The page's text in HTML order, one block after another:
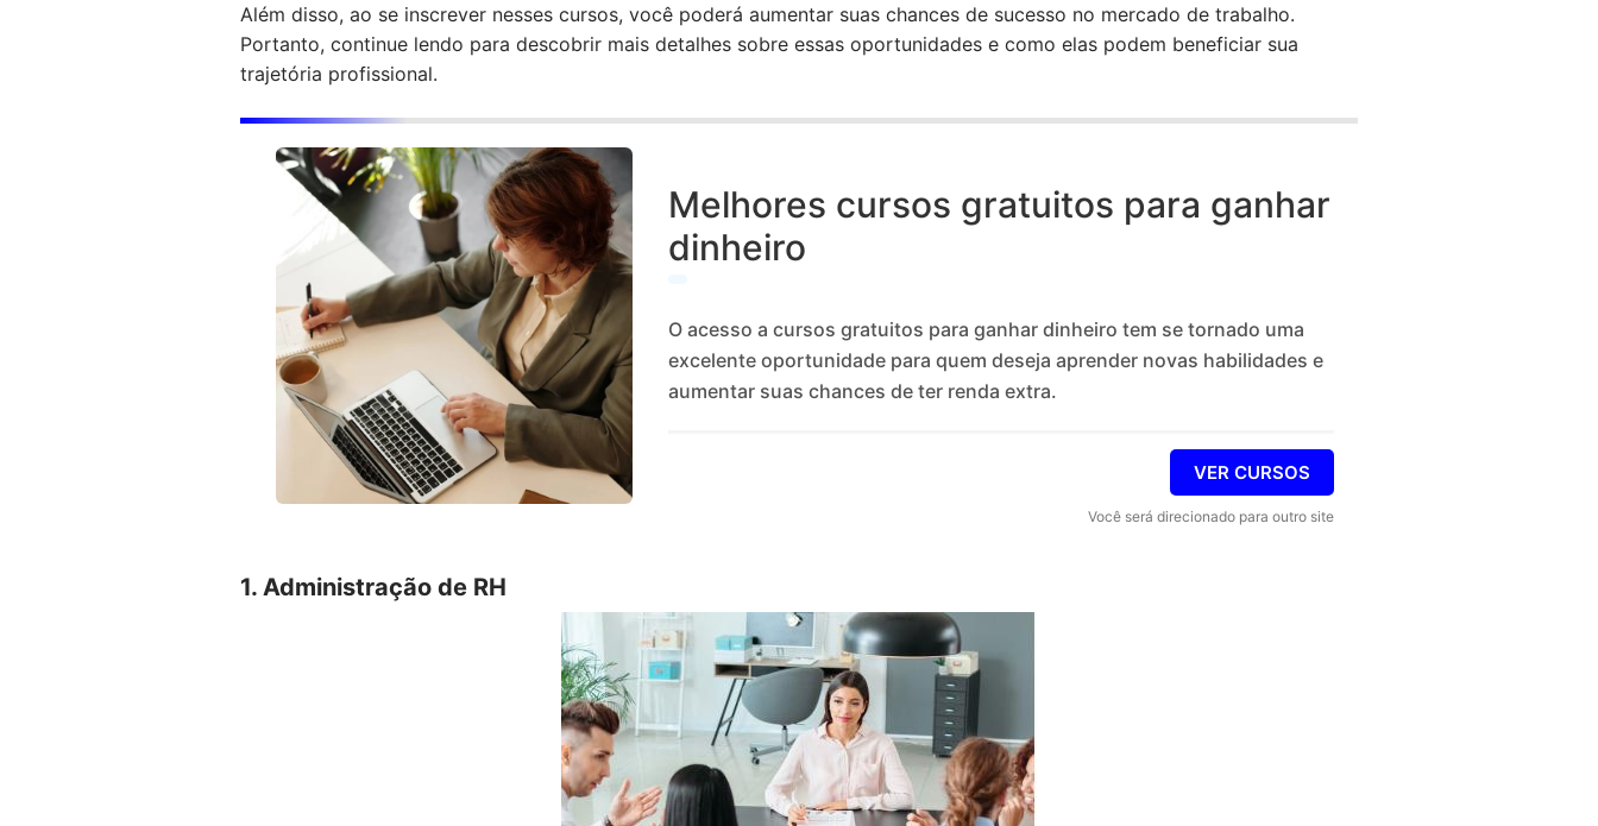
Além disso, ao se inscrever nesses cursos, você poderá aumentar suas chances de sucesso no mercado de trabalho.
Portanto, continue lendo para descobrir mais detalhes sobre essas oportunidades e como elas podem beneficiar sua
trajetória profissional.
Melhores cursos gratuitos para ganhar
dinheiro
O acesso a cursos gratuitos para ganhar dinheiro tem se tornado uma
excelente oportunidade para quem deseja aprender novas habilidades e
aumentar suas chances de ter renda extra.
VER CURSOS
Você será direcionado para outro site
1. Administração de RH